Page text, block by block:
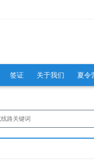
签证 关于我们 夏令